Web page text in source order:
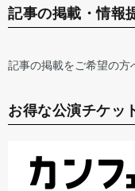
記事の掲載・情報
記事の掲載をご希望の方
お得な公演チケッ